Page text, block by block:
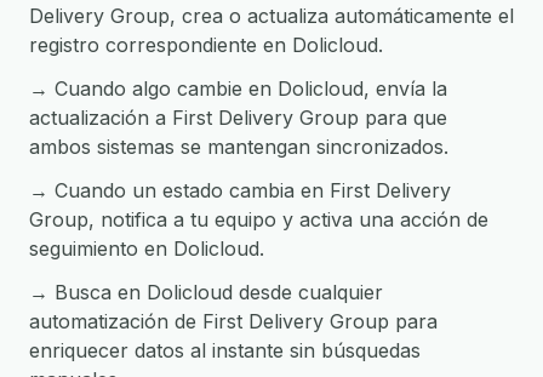
Delivery Group, crea o actualiza automáticamente el
registro correspondiente en Dolicloud.
→ Cuando algo cambie en Dolicloud, envía la
actualización a First Delivery Group para que
ambos sistemas se mantengan sincronizados.
→ Cuando un estado cambia en First Delivery
Group, notifica a tu equipo y activa una acción de
seguimiento en Dolicloud.
→ Busca en Dolicloud desde cualquier
automatización de First Delivery Group para
enriquecer datos al instante sin búsquedas